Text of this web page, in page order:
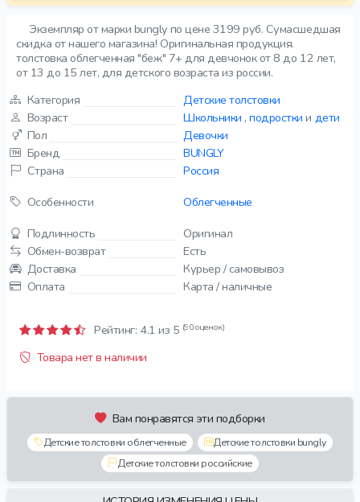
Экземпляр от марки bungly по цене 3199 руб. Сумасшедшая
скидка от нашего магазина! Оригинальная продукция.
толстовка облегченная "беж" 7+ для девчонок от 8 до 12 лет,
от 13 до 15 лет, для детского возраста из россии.
Категория
Детские толстовки
Возраст
Школьники ,подростки и дети
Пол
Девочки
Бренд
BUNGLY
Страна
Россия
Особенности
Облегченные
Подлинность
Оригинал
Обмен-возврат
Есть
Доставка
Курьер / самовывоз
Оплата
Карта / наличные
Рейтинг: 4.1 из 5 (90 оценок)
Товара нет в наличии
Вам понравятся эти подборки
Детские толстовки облегченные
Детские толстовки bungly
Детские толстовки российские